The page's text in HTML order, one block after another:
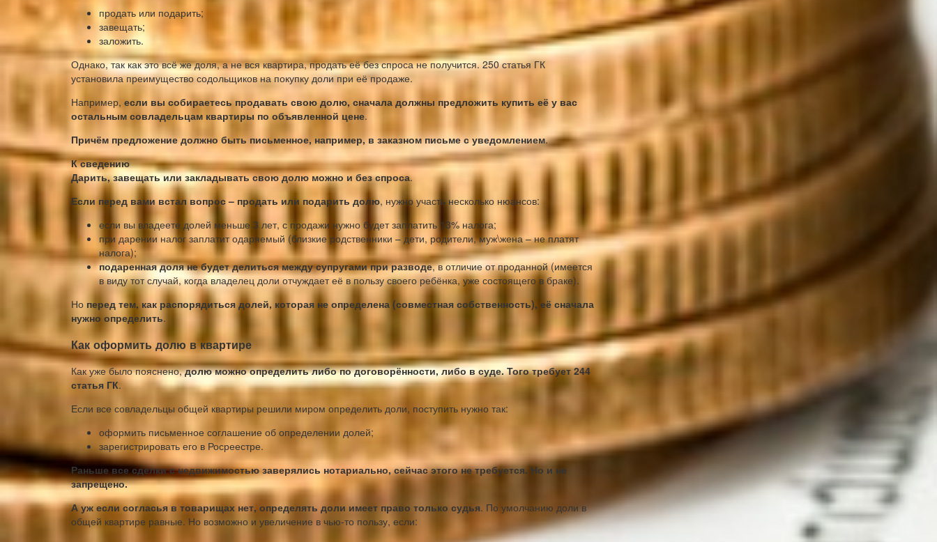
продать или подарить;
завещать;
заложить.
Однако, так как это всё же доля, а не вся квартира, продать её без спроса не получится. 250 статья ГК
установила преимущество содольщиков на покупку доли при её продаже.
Например, если вы собираетесь продавать свою долю, сначала должны предложить купить её у вас
остальным совладельцам квартиры по объявленной цене.
Причём предложение должно быть письменное, например, в заказном письме с уведомлением.
К сведению
Дарить, завещать или закладывать свою долю можно и без спроса.
Если перед вами встал вопрос – продать или подарить долю, нужно участь несколько нюансов:
если вы владеете долей меньше 3 лет, с продажи нужно будет заплатить 13% налога;
при дарении налог заплатит одаряемый (близкие родственники – дети, родители, муж\жена – не платят
налога);
подаренная доля не будет делиться между супругами при разводе, в отличие от проданной (имеется
в виду тот случай, когда владелец доли отчуждает её в пользу своего ребёнка, уже состоящего в браке).
Но перед тем, как распорядиться долей, которая не определена (совместная собственность), её сначала
нужно определить.
Как оформить долю в квартире
Как уже было пояснено,долю можно определить либо по договорённости, либо в суде. Того требует 244
статья ГК.
Если все совладельцы общей квартиры решили миром определить доли, поступить нужно так:
оформить письменное соглашение об определении долей;
зарегистрировать его в Росреестре.
Раньше все сделки с недвижимостью заверялись нотариально, сейчас этого не требуется. Но и не
запрещено.
А уж если согласья в товарищах нет, определять доли имеет право только судья. По умолчанию доли в
общей квартире равные. Но возможно и увеличение в чью-то пользу, если: